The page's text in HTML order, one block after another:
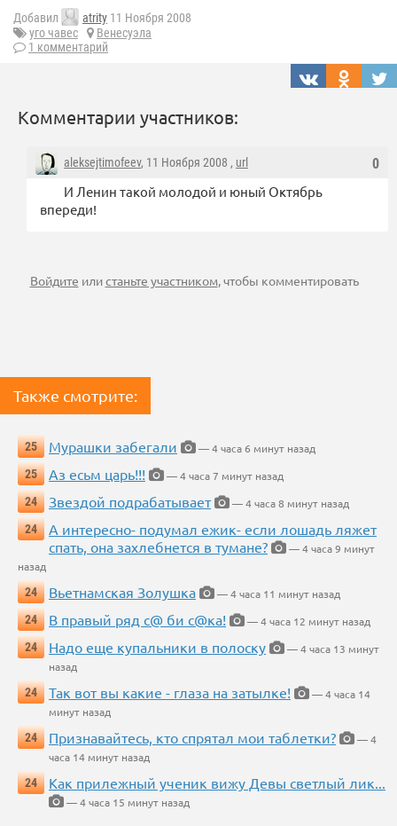
Добавил atrity 11 Ноября 2008
уго чавес
Венесуэла
1 комментарий
Комментарии участников:
0
aleksejtimofeev, 11 Ноября 2008 , url
И Ленин такой молодой и юный Октябрь
впереди!
Войдите илистаньте участником, чтобы комментировать
Также смотрите:
25 Мурашки забегали
— 4 часа 6 минут назад
25
Аз есьм царь!!!
— 4 часа 7 минут назад
24
Звездой подрабатывает
— 4 часа 8 минут назад
24
А интересно- подумал ежик- если лошадь ляжет
спать, она захлебнется в тумане?
— 4 часа 9 минут
назад
24
Вьетнамская Золушка
— 4 часа 11 минут назад
24
В правый ряд с@ би с@ка!
— 4 часа 12 минут назад
24
Надо еще купальники в полоску
— 4 часа 13 минут
назад
24
Так вот вы какие - глаза на затылке!
— 4 часа 14
минут назад
24
Признавайтесь, кто спрятал мои таблетки?
— 4
часа 14 минут назад
24
Как прилежный ученик вижу Девы светлый лик...
— 4 часа 15 минут назад